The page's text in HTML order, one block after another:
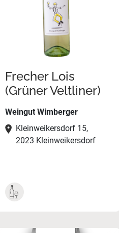
Frecher Lois
(Grüner Veltliner)
Weingut Wimberger
Kleinweikersdorf 15,
2023 Kleinweikersdorf